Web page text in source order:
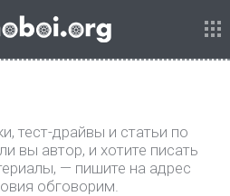
тест-драйвы и статьи по
вы автор, и хотите писать
— пишите на адрес
обговорим.